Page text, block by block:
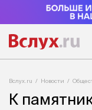
Вслух.ru Новости
К